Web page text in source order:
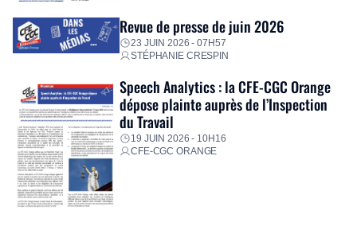
Revue de presse de juin 2026
23 JUIN 2026 - 07H57
STÉPHANIE CRESPIN
Speech Analytics : la CFE-CGC Orange
dépose plainte auprès de l’Inspection
du Travail
19 JUIN 2026 - 10H16
CFE-CGC ORANGE